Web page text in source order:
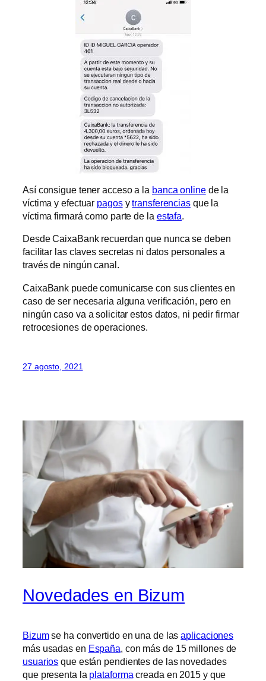
Así consigue tener acceso a la banca onlinede la
víctima y efectuar pagosytransferenciasque la
víctima firmará como parte de la estafa.
Desde CaixaBank recuerdan que nunca se deben
facilitar las claves secretas ni datos personales a
través de ningún canal.
CaixaBank puede comunicarse con sus clientes en
caso de ser necesaria alguna verificación, pero en
ningún caso va a solicitar estos datos, ni pedir firmar
retrocesiones de operaciones.
27 agosto, 2021
Novedades en Bizum
Bizumse ha convertido en una de lasaplicaciones
más usadas en España, con más de 15 millones de
usuarios que están pendientes de las novedades
que presenta la plataforma creada en 2015 y que